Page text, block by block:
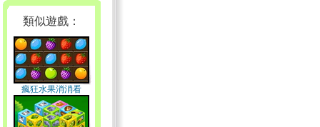
類似遊戲：
瘋狂水果消消看